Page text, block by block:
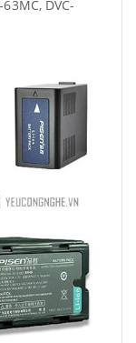
DVC-